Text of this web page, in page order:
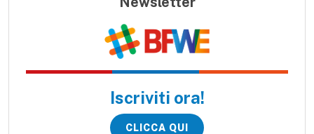
Iscriviti ora!
CLICCA QUI